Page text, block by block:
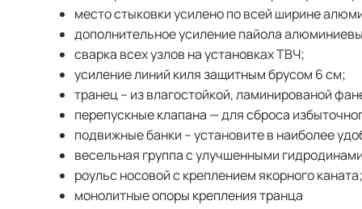
место стыковки усилено по всей ширине
дополнительное усиление пайола
сварка всех узлов на установках ТВЧ;
усиление линий киля защитным брусом 6 см;
транец – из влагостойкой, ламинированой
перепускные клапана — для сброса
подвижные банки – установите в наиболее
весельная группа с улучшенными
роульс носовой с креплением якорного каната;
монолитные опоры крепления транца